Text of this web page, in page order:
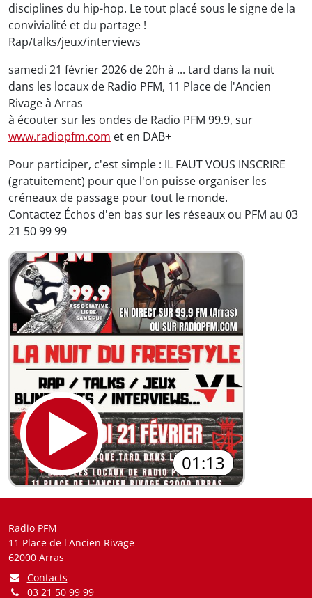
disciplines du hip-hop. Le tout placé sous le signe de la
convivialité et du partage !
Rap/talks/jeux/interviews
samedi 21 février 2026 de 20h à ... tard dans la nuit
dans les locaux de Radio PFM, 11 Place de l'Ancien
Rivage à Arras
à écouter sur les ondes de Radio PFM 99.9, sur
www.radiopfm.com et en DAB+
Pour participer, c'est simple : IL FAUT VOUS INSCRIRE
(gratuitement) pour que l'on puisse organiser les
créneaux de passage pour tout le monde.
Contactez Échos d'en bas sur les réseaux ou PFM au 03
21 50 99 99
01:13
Radio PFM
11 Place de l'Ancien Rivage
62000 Arras
Contacts
03 21 50 99 99